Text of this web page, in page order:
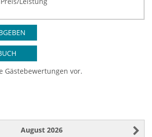
Gästebewertungen vor.
August 2026